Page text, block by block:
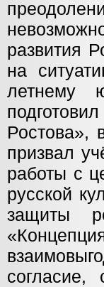
развития
на
летнему
Ростова»,
призвал
работы с
русской
защиты
согласие,